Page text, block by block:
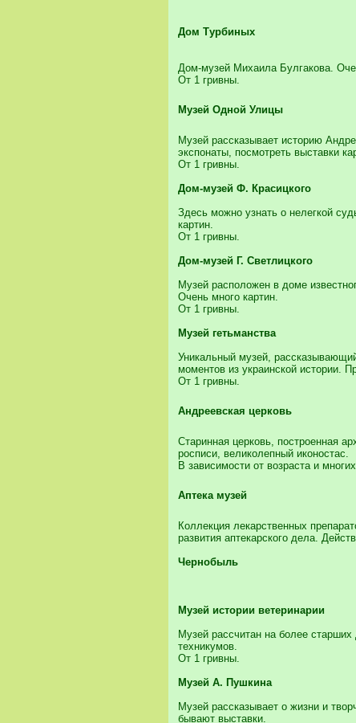
Дом Турбиных
Дом-музей Михаила Булгакова.
От 1 гривны.
Музей Одной Улицы
Музей рассказывает историю
экспонаты, посмотреть выставки
От 1 гривны.
Дом-музей Ф. Красицкого
Здесь можно узнать о нелегкой
картин.
От 1 гривны.
Дом-музей Г. Светлицкого
Музей расположен в доме
Очень много картин.
От 1 гривны.
Музей гетьманства
Уникальный музей,
моментов из украинской истории.
От 1 гривны.
Андреевская церковь
Старинная церковь, построенная
росписи, великолепный иконостас.
В зависимости от возраста и
Аптека музей
Коллекция лекарственных
развития аптекарского дела.
Чернобыль
Музей истории ветеринарии
Музей рассчитан на более
техникумов.
От 1 гривны.
Музей А. Пушкина
Музей рассказывает о жизни и
бывают выставки.